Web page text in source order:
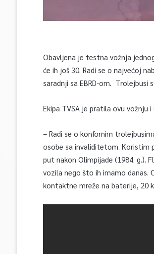
Obavljena je testna vožnja
će ih još 30. Radi se o najvećoj
saradnji sa EBRD-om. Trolejbusi
Ekipa TVSA je pratila ovu vožnju
– Radi se o konfornim
osobe sa invaliditetom. Koristim
put nakon Olimpijade (1984. g.).
vozila nego što ih imamo danas.
kontaktne mreže na baterije, 20